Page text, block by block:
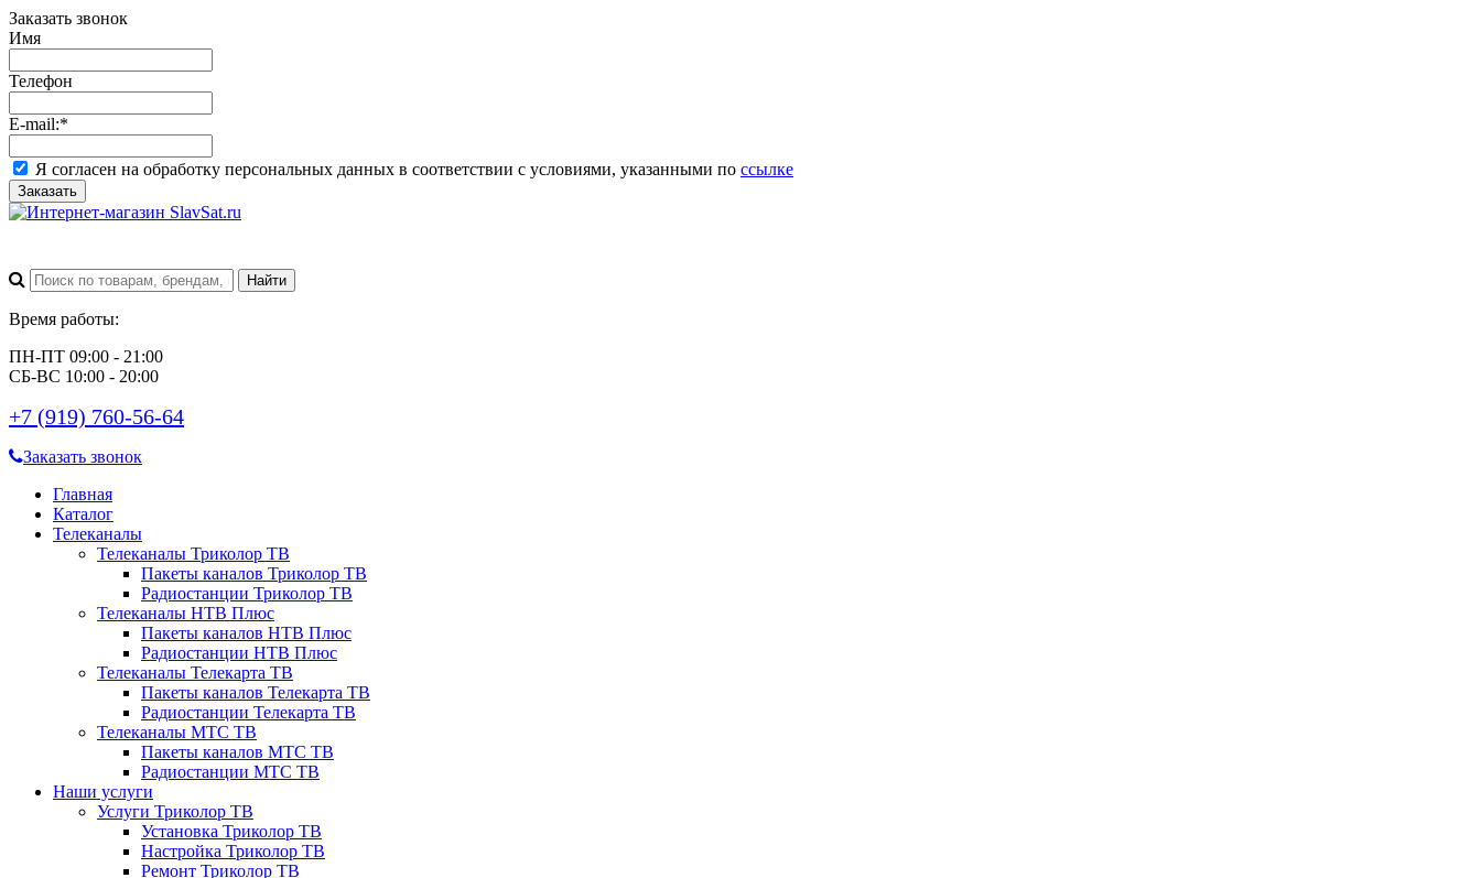
Заказать звонок
Имя
Телефон
E-mail:*
Я согласен на обработку персональных данных в соответствии с условиями, указанными по ссылке
Заказать
Время работы:
ПН-ПТ 09:00 - 21:00
СБ-ВС 10:00 - 20:00
+7 (919) 760-56-64
Заказать звонок
Главная
Каталог
Телеканалы
Телеканалы Триколор ТВ
Пакеты каналов Триколор ТВ
Радиостанции Триколор ТВ
Телеканалы НТВ Плюс
Пакеты каналов НТВ Плюс
Радиостанции НТВ Плюс
Телеканалы Телекарта ТВ
Пакеты каналов Телекарта ТВ
Радиостанции Телекарта ТВ
Телеканалы МТС ТВ
Пакеты каналов МТС ТВ
Радиостанции МТС ТВ
Наши услуги
Услуги Триколор ТВ
Установка Триколор ТВ
Настройка Триколор ТВ
Ремонт Триколор ТВ